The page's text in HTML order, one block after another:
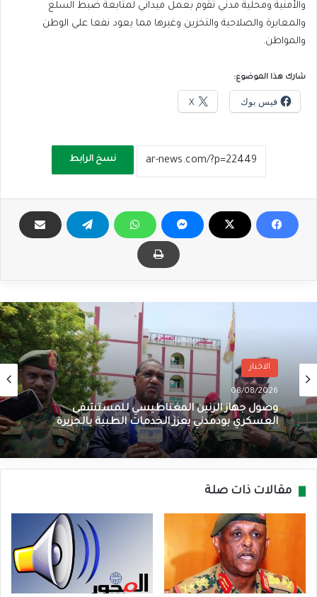
والأمنية ومحلية مدني تقوم بعمل ميداني لمتابعة ضبط السلع
والمعايرة والصلاحية والتخزين وغيرها مما يعود نفعا علي الوطن
والمواطن.
شارك هذا الموضوع:
فيس بوك X
نسخ الرابط
الاخبار
08/08/2026
وصول جهاز الرنين المغناطيسي للمستشفى
العسكري بودمدني يعزز الخدمات الطبية بالجزيرة
مقالات ذات صلة